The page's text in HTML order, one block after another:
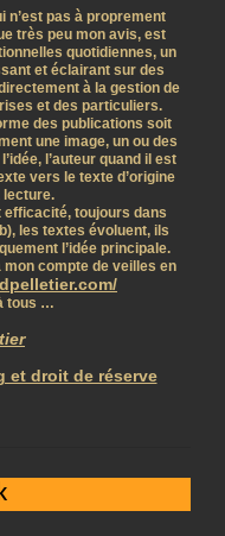
n’est pas à proprement
très peu mon avis, est
quotidiennes, un
et éclairant sur des
à la gestion de
et des particuliers.
des publications soit
une image, un ou des
l’auteur quand il est
vers le texte d’origine
lecture.
efficacité, toujours dans
les textes évoluent, ils
l’idée principale.
compte de veilles en
tous …
et droit de réserve